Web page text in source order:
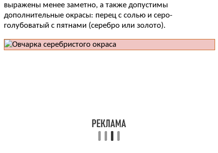
выражены менее заметно, а также допустимы
дополнительные окрасы: перец с солью и серо-
голубоватый с пятнами (серебро или золото).